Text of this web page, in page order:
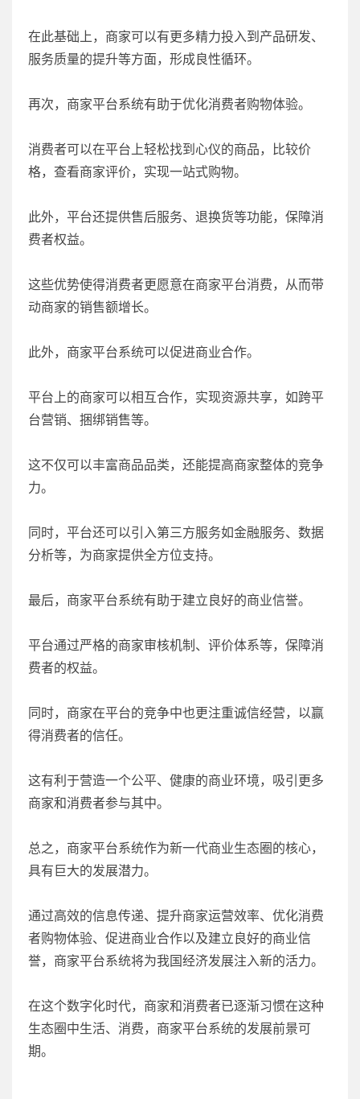
在此基础上，商家可以有更多精力投入到产品研发、
服务质量的提升等方面，形成良性循环。
再次，商家平台系统有助于优化消费者购物体验。
消费者可以在平台上轻松找到心仪的商品，比较价
格，查看商家评价，实现一站式购物。
此外，平台还提供售后服务、退换货等功能，保障消
费者权益。
这些优势使得消费者更愿意在商家平台消费，从而带
动商家的销售额增长。
此外，商家平台系统可以促进商业合作。
平台上的商家可以相互合作，实现资源共享，如跨平
台营销、捆绑销售等。
这不仅可以丰富商品品类，还能提高商家整体的竞争
力。
同时，平台还可以引入第三方服务如金融服务、数据
分析等，为商家提供全方位支持。
最后，商家平台系统有助于建立良好的商业信誉。
平台通过严格的商家审核机制、评价体系等，保障消
费者的权益。
同时，商家在平台的竞争中也更注重诚信经营，以赢
得消费者的信任。
这有利于营造一个公平、健康的商业环境，吸引更多
商家和消费者参与其中。
总之，商家平台系统作为新一代商业生态圈的核心，
具有巨大的发展潜力。
通过高效的信息传递、提升商家运营效率、优化消费
者购物体验、促进商业合作以及建立良好的商业信
誉，商家平台系统将为我国经济发展注入新的活力。
在这个数字化时代，商家和消费者已逐渐习惯在这种
生态圈中生活、消费，商家平台系统的发展前景可
期。